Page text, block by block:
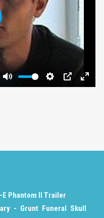
Phantom II Trailer
- Grunt Funeral Skull